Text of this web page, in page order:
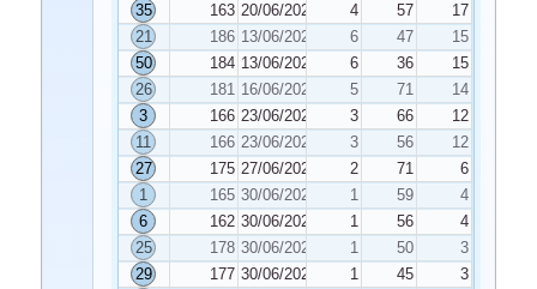
35
163 20/06/2023 4 57
17
21
186 13/06/2023 6 47
15
50
184 13/06/2023 6 36
15
26
181 16/06/2023 5 71
14
3
166 23/06/2023 3 66
12
11
166 23/06/2023 3 56
12
27
175 27/06/2023 2 71
6
1
165 30/06/2023 1 59
4
6
162 30/06/2023 1 56
4
25
178 30/06/2023 1 50
3
29
177 30/06/2023 1 45
3